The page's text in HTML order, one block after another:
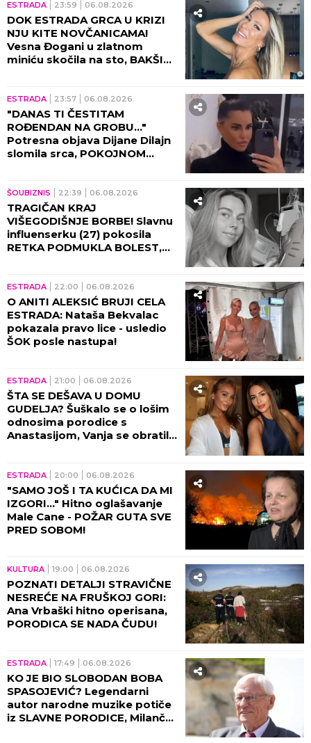
jezive pretnje i uvrede,
organizatori morali hitno da
reaguju i prekinu haos!
RIJALITI 10:30
proživljavao HOROR zbog
vrele akcije sa Kristinom
Spalević, objavljeni detalji lede
krv u žilama!
ESTRADA 09:30
Suzana otkrila šta su doktori
morali da mu urade pred
smrt: To je bilo najstrašnije...
09:01
znaka očekuje OZBILJNA
VEZA tokom avgusta
ESTRADA 08:30
SKANDALA zbog RAZVODA
pevač će OVO morati da
objasni! (FOTO)
ŠOUBIZNIS 08:00
NESREĆE! Zvezda omiljenog
filma u Srba doživela
saobraćajku, DETALJI JEŽE DO
KOSTIJU! (VIDEO)
ESTRADA 23:59 06.08.2026
Vesna Đogani u zlatnom
miniću skočila na sto, BAKŠIŠ
PLJUŠTI NA SVE STRANE!
(VIDEO)
ESTRADA 23:57 06.08.2026
Potresna objava Dijane Dilajn
slomila srca, POKOJNOM
BRATU UPUTILA
NAJEMOTIVNIJE REČI!
ŠOUBIZNIS 22:39 06.08.2026